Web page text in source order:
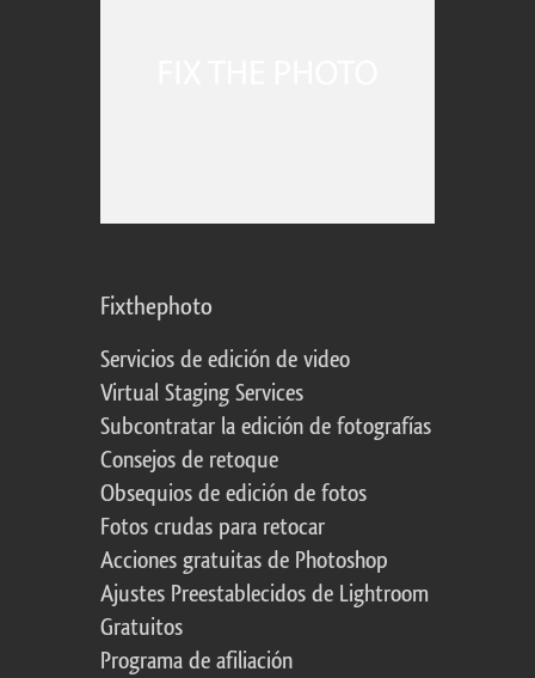
Fixthephoto
Servicios de edición de video
Virtual Staging Services
Subcontratar la edición de fotografías
Consejos de retoque
Obsequios de edición de fotos
Fotos crudas para retocar
Acciones gratuitas de Photoshop
Ajustes Preestablecidos de Lightroom
Gratuitos
Programa de afiliación